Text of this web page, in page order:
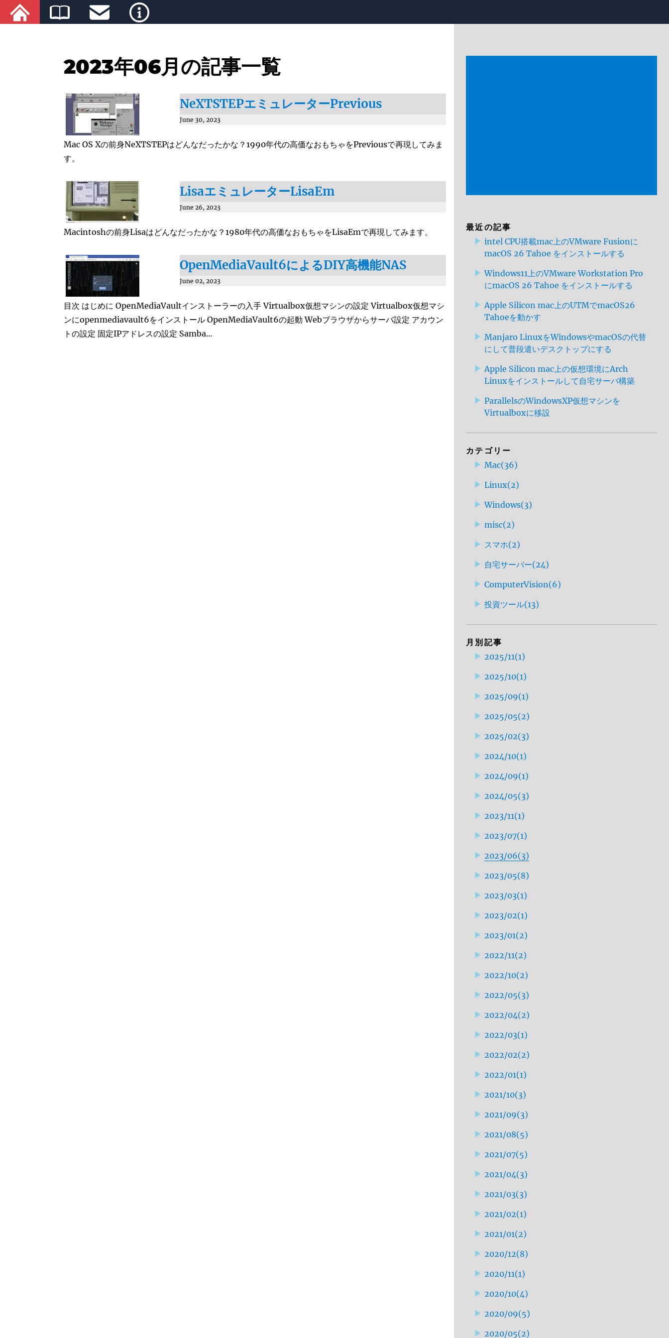
2023年06月の記事一覧
NeXTSTEPエミュレーターPrevious
June 30, 2023
Mac OS Xの前身NeXTSTEPはどんなだったかな？1990年代の高価なおもちゃをPreviousで再現してみま
す。
LisaエミュレーターLisaEm
June 26, 2023
Macintoshの前身Lisaはどんなだったかな？1980年代の高価なおもちゃをLisaEmで再現してみます。
OpenMediaVault6によるDIY高機能NAS
June 02, 2023
目次 はじめに OpenMediaVaultインストーラーの入手 Virtualbox仮想マシンの設定 Virtualbox仮想マシ
ンにopenmediavault6をインストール OpenMediaVault6の起動 Webブラウザからサーバ設定 アカウン
トの設定 固定IPアドレスの設定 Samba…
最近の記事
intel CPU搭載mac上のVMware Fusionに
macOS 26 Tahoe をインストールする
Windows11上のVMware Workstation Pro
にmacOS 26 Tahoe をインストールする
Apple Silicon mac上のUTMでmacOS26
Tahoeを動かす
Manjaro LinuxをWindowsやmacOSの代替
にして普段遣いデスクトップにする
Apple Silicon mac上の仮想環境にArch
Linuxをインストールして自宅サーバ構築
ParallelsのWindowsXP仮想マシンを
Virtualboxに移設
カテゴリー
Mac(36)
Linux(2)
Windows(3)
misc(2)
スマホ(2)
自宅サーバー(24)
ComputerVision(6)
投資ツール(13)
月別記事
2025/11(1)
2025/10(1)
2025/09(1)
2025/05(2)
2025/02(3)
2024/10(1)
2024/09(1)
2024/05(3)
2023/11(1)
2023/07(1)
2023/06(3)
2023/05(8)
2023/03(1)
2023/02(1)
2023/01(2)
2022/11(2)
2022/10(2)
2022/05(3)
2022/04(2)
2022/03(1)
2022/02(2)
2022/01(1)
2021/10(3)
2021/09(3)
2021/08(5)
2021/07(5)
2021/04(3)
2021/03(3)
2021/02(1)
2021/01(2)
2020/12(8)
2020/11(1)
2020/10(4)
2020/09(5)
2020/05(2)